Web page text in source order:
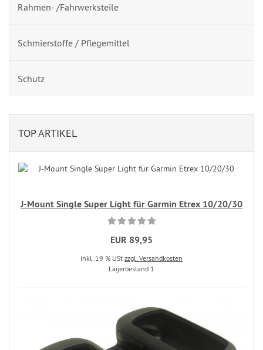
Rahmen- /Fahrwerksteile
Schmierstoffe / Pflegemittel
Schutz
TOP ARTIKEL
J-Mount Single Super Light für Garmin Etrex 10/20/30
EUR 89,95
inkl. 19 % USt zzgl. Versandkosten
Lagerbestand 1